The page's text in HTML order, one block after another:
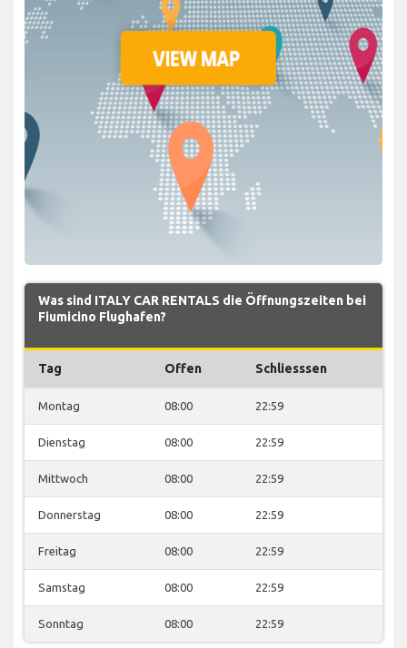
Was sind ITALY CAR RENTALS die Öffnungszeiten bei
Fiumicino Flughafen?
Tag Offen Schliesssen
Montag 08:00 22:59
Dienstag 08:00 22:59
Mittwoch 08:00 22:59
Donnerstag 08:00 22:59
Freitag 08:00 22:59
Samstag 08:00 22:59
Sonntag 08:00 22:59